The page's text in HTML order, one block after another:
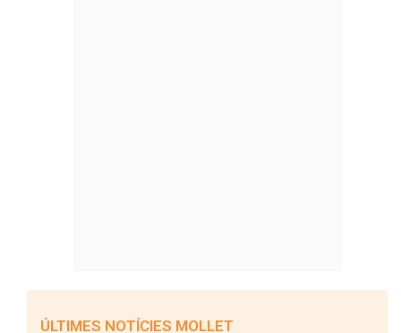
ÚLTIMES NOTÍCIES MOLLET